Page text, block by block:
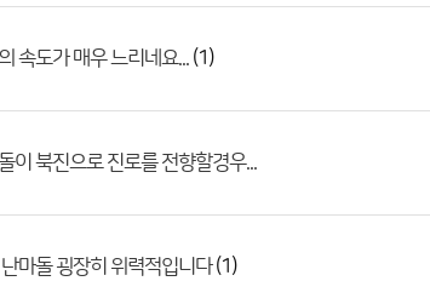
속도가 매우 느리네요... (1)
이 북진으로 진로를 전향할경우...
마돌 굉장히 위력적입니다(1)